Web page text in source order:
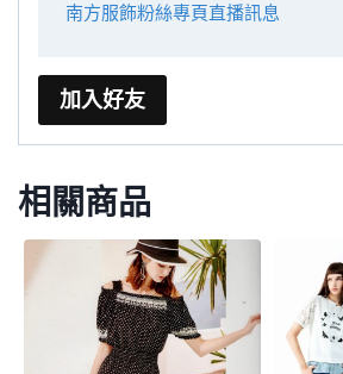
南方服飾粉絲專頁直播訊息
加入好友
相關商品